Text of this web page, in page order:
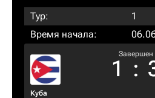
Тур:
1
Время начала:
Куба
Завершен
1 :